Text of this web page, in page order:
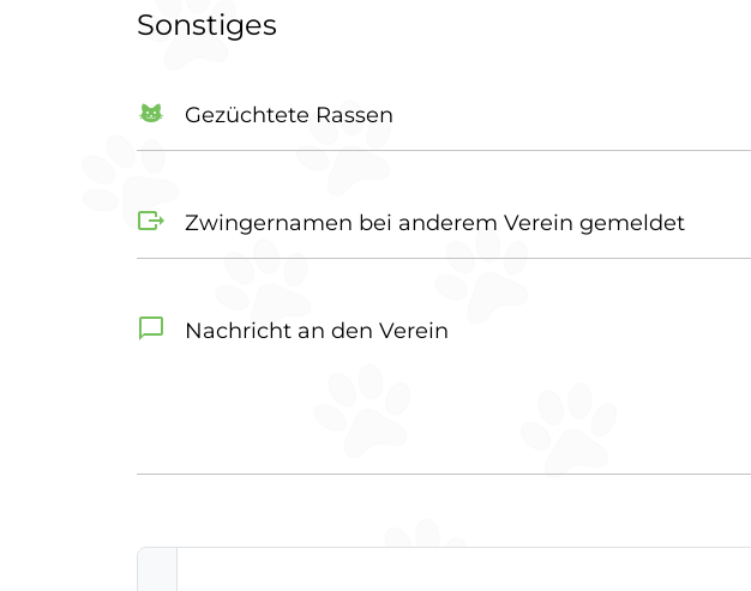
Sonstiges
Gezüchtete Rassen
Zwingernamen bei anderem Verein gemeldet
Nachricht an den Verein